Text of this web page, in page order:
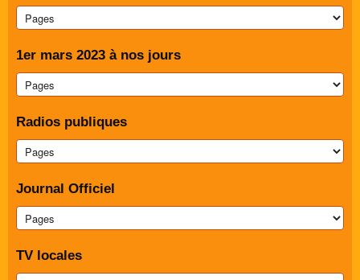
1er mars 2023 à nos jours
Radios publiques
Journal Officiel
TV locales